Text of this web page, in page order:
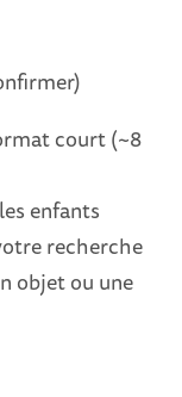
court (~8
enfants
recherche
objet ou une